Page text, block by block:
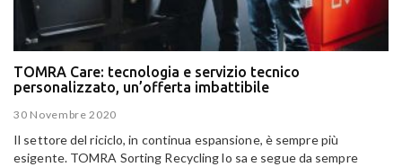
TOMRA Care: tecnologia e servizio tecnico
personalizzato, un’offerta imbattibile
30 Novembre 2020
Il settore del riciclo, in continua espansione, è sempre più
esigente. TOMRA Sorting Recycling lo sa e segue da sempre